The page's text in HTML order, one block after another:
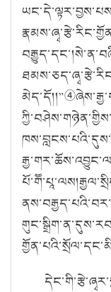
བརྒྱུད་དང་།
མེད་དོ།།”④
པོ་གཽ་པཱ་ལས།